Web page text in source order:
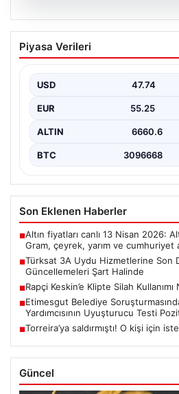
Türksat 3A Uydu
Dönem Uyarısı: Kanal
Türksat 3A uydusu, uzun yıllar
Piyasa Verileri
USD 47.74
EUR 55.25
ALTIN 6660.6
BTC 3096668
Son Eklenen Haberler
■Altın fiyatları canlı 13 Nisan 2026:
Gram, çeyrek, yarım ve cumhuriyet
■Türksat 3A Uydu Hizmetlerine Son
Güncellemeleri Şart Halinde
■Rapçi Keskin’e Klipte Silah
■Etimesgut Belediye
Yardımcısının Uyuşturucu Testi
■Torreira’ya saldırmıştı! O kişi için
Güncel